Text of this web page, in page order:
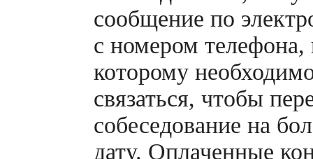
сообщение по
с номером телефона,
которому
связаться, чтобы
собеседование на
дату. Оплаченные